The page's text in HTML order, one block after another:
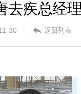
去疾总经理
30 返回列表